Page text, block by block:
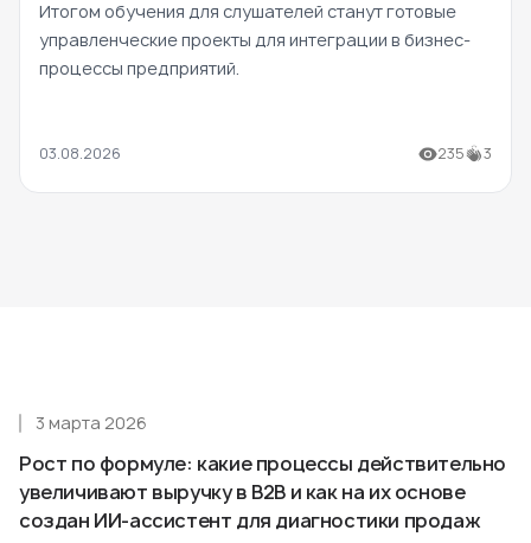
Итогом обучения для слушателей станут готовые
управленческие проекты для интеграции в бизнес-
процессы предприятий.
03.08.2026 235 3
Рост по формуле: какие процессы действительно
увеличивают выручку в B2B и как на их основе
создан ИИ-ассистент для диагностики продаж
3 марта 2026